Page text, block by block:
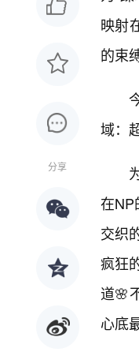
分享
映射
的束
域：
在NP
交织
疯狂
道🌸
心底